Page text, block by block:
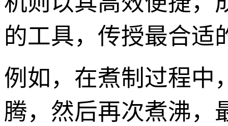
的工具，传授最合适
例如，在煮制过程
腾，然后再次煮沸，